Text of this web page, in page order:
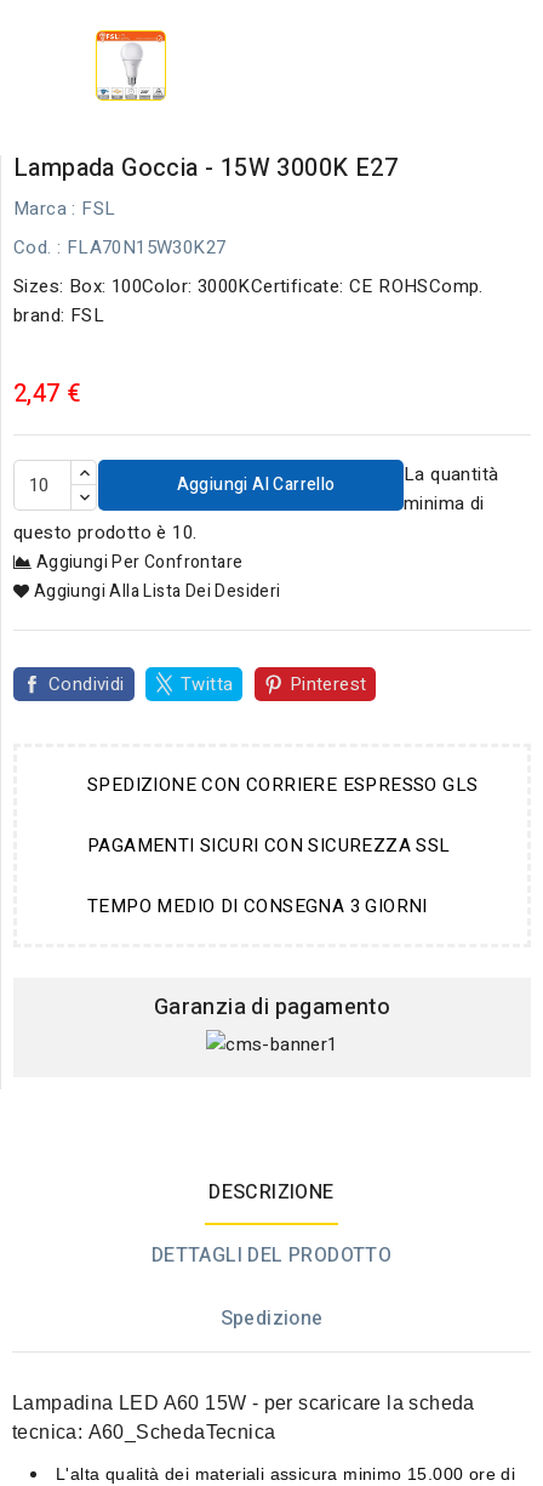
Lampada Goccia - 15W 3000K E27
Marca : FSL
Cod. : FLA70N15W30K27
Sizes: Box: 100Color: 3000KCertificate: CE ROHSComp.
brand: FSL
2,47 €
Aggiungi Al Carrello
La quantità
minima di
questo prodotto è 10.
Aggiungi Per Confrontare
Aggiungi Alla Lista Dei Desideri
Condividi Twitta Pinterest
SPEDIZIONE CON CORRIERE ESPRESSO GLS
PAGAMENTI SICURI CON SICUREZZA SSL
TEMPO MEDIO DI CONSEGNA 3 GIORNI
Garanzia di pagamento
DESCRIZIONE
DETTAGLI DEL PRODOTTO
Spedizione
Lampadina LED A60 15W - per scaricare la scheda
tecnica: A60_SchedaTecnica
L'alta qualità dei materiali assicura minimo 15.000 ore di